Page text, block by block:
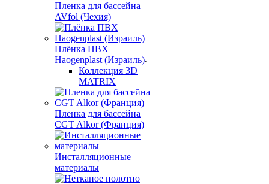
Пленка для бассейна
AVfol (Чехия)
Плёнка ПВХ
Haogenplast (Израиль)
Коллекция 3D
MATRIX
Пленка для бассейна
CGT Alkor (Франция)
Инсталляционные
материалы